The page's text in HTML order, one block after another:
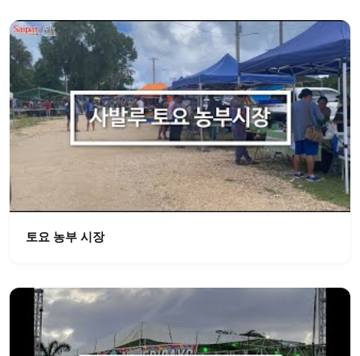
토요 농부 시장